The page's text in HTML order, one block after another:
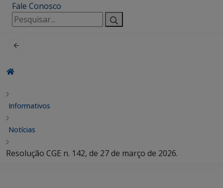
Fale Conosco
Pesquisar
por:
Informativos
Notícias
Resolução CGE n. 142, de 27 de março de 2026.